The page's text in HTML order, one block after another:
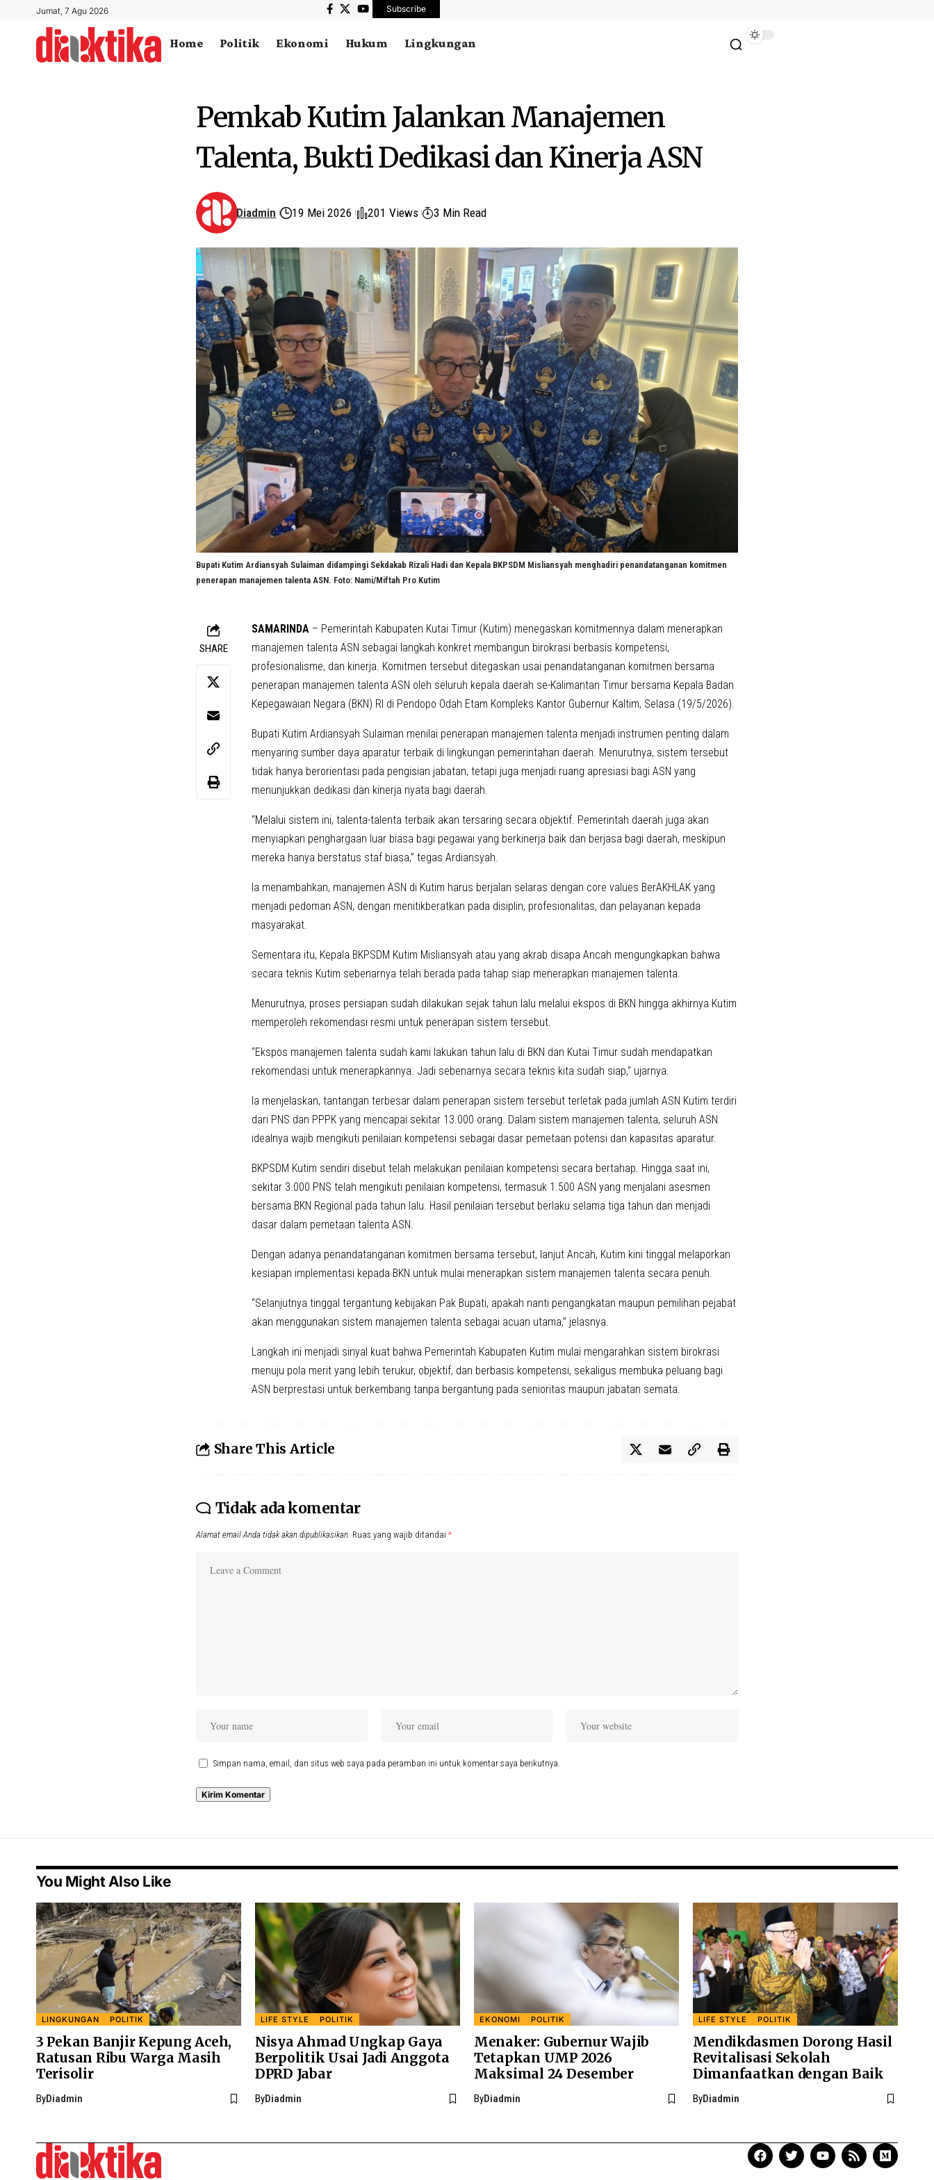
Jumat, 7 Agu 2026 Subscribe
Home Politik Ekonomi Hukum Lingkungan
Pemkab Kutim Jalankan Manajemen
Talenta, Bukti Dedikasi dan Kinerja ASN
Diadmin 19 Mei 2026 201 Views 3 Min Read
Bupati Kutim Ardiansyah Sulaiman didampingi Sekdakab Rizali Hadi dan Kepala BKPSDM Misliansyah menghadiri penandatanganan komitmen
penerapan manajemen talenta ASN. Foto: Nami/Miftah Pro Kutim
SHARE
SAMARINDA – Pemerintah Kabupaten Kutai Timur (Kutim) menegaskan komitmennya dalam menerapkan
manajemen talenta ASN sebagai langkah konkret membangun birokrasi berbasis kompetensi,
profesionalisme, dan kinerja. Komitmen tersebut ditegaskan usai penandatanganan komitmen bersama
penerapan manajemen talenta ASN oleh seluruh kepala daerah se-Kalimantan Timur bersama Kepala Badan
Kepegawaian Negara (BKN) RI di Pendopo Odah Etam Kompleks Kantor Gubernur Kaltim, Selasa (19/5/2026).
Bupati Kutim Ardiansyah Sulaiman menilai penerapan manajemen talenta menjadi instrumen penting dalam
menyaring sumber daya aparatur terbaik di lingkungan pemerintahan daerah. Menurutnya, sistem tersebut
tidak hanya berorientasi pada pengisian jabatan, tetapi juga menjadi ruang apresiasi bagi ASN yang
menunjukkan dedikasi dan kinerja nyata bagi daerah.
“Melalui sistem ini, talenta-talenta terbaik akan tersaring secara objektif. Pemerintah daerah juga akan
menyiapkan penghargaan luar biasa bagi pegawai yang berkinerja baik dan berjasa bagi daerah, meskipun
mereka hanya berstatus staf biasa,” tegas Ardiansyah.
Ia menambahkan, manajemen ASN di Kutim harus berjalan selaras dengan core values BerAKHLAK yang
menjadi pedoman ASN, dengan menitikberatkan pada disiplin, profesionalitas, dan pelayanan kepada
masyarakat.
Sementara itu, Kepala BKPSDM Kutim Misliansyah atau yang akrab disapa Ancah mengungkapkan bahwa
secara teknis Kutim sebenarnya telah berada pada tahap siap menerapkan manajemen talenta.
Menurutnya, proses persiapan sudah dilakukan sejak tahun lalu melalui ekspos di BKN hingga akhirnya Kutim
memperoleh rekomendasi resmi untuk penerapan sistem tersebut.
“Ekspos manajemen talenta sudah kami lakukan tahun lalu di BKN dan Kutai Timur sudah mendapatkan
rekomendasi untuk menerapkannya. Jadi sebenarnya secara teknis kita sudah siap,” ujarnya.
Ia menjelaskan, tantangan terbesar dalam penerapan sistem tersebut terletak pada jumlah ASN Kutim terdiri
dari PNS dan PPPK yang mencapai sekitar 13.000 orang. Dalam sistem manajemen talenta, seluruh ASN
idealnya wajib mengikuti penilaian kompetensi sebagai dasar pemetaan potensi dan kapasitas aparatur.
BKPSDM Kutim sendiri disebut telah melakukan penilaian kompetensi secara bertahap. Hingga saat ini,
sekitar 3.000 PNS telah mengikuti penilaian kompetensi, termasuk 1.500 ASN yang menjalani asesmen
bersama BKN Regional pada tahun lalu. Hasil penilaian tersebut berlaku selama tiga tahun dan menjadi
dasar dalam pemetaan talenta ASN.
Dengan adanya penandatanganan komitmen bersama tersebut, lanjut Ancah, Kutim kini tinggal melaporkan
kesiapan implementasi kepada BKN untuk mulai menerapkan sistem manajemen talenta secara penuh.
“Selanjutnya tinggal tergantung kebijakan Pak Bupati, apakah nanti pengangkatan maupun pemilihan pejabat
akan menggunakan sistem manajemen talenta sebagai acuan utama,” jelasnya.
Langkah ini menjadi sinyal kuat bahwa Pemerintah Kabupaten Kutim mulai mengarahkan sistem birokrasi
menuju pola merit yang lebih terukur, objektif, dan berbasis kompetensi, sekaligus membuka peluang bagi
ASN berprestasi untuk berkembang tanpa bergantung pada senioritas maupun jabatan semata.
Share This Article
Tidak ada komentar
Alamat email Anda tidak akan dipublikasikan. Ruas yang wajib ditandai *
Simpan nama, email, dan situs web saya pada peramban ini untuk komentar saya berikutnya.
You Might Also Like
LINGKUNGAN POLITIK
3 Pekan Banjir Kepung Aceh,
Ratusan Ribu Warga Masih
Terisolir
ByDiadmin
LIFE STYLE POLITIK
Nisya Ahmad Ungkap Gaya
Berpolitik Usai Jadi Anggota
DPRD Jabar
ByDiadmin
EKONOMI POLITIK
Menaker: Gubernur Wajib
Tetapkan UMP 2026
Maksimal 24 Desember
ByDiadmin
LIFE STYLE POLITIK
Mendikdasmen Dorong Hasil
Revitalisasi Sekolah
Dimanfaatkan dengan Baik
ByDiadmin